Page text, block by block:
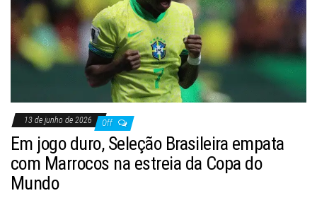
13 de junho de 2026 Off
Em jogo duro, Seleção Brasileira empata
com Marrocos na estreia da Copa do
Mundo